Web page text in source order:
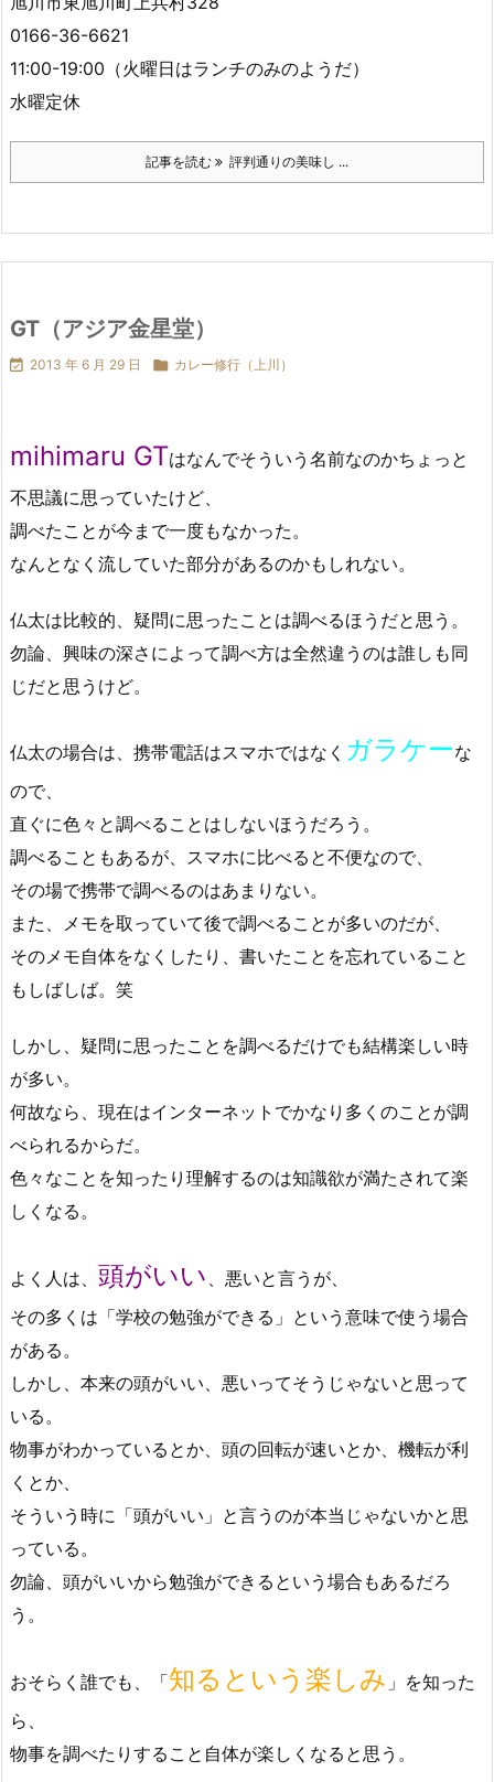
0166-36-6621
11:00-19:00（火曜日はランチのみのようだ）
水曜定休
記事を読む 評判通りの美味し ...
GT（アジア金星堂）
 2013 年 6 月 29 日  カレー修行（上川）
mihimaru GTはなんでそういう名前なのかちょっと
不思議に思っていたけど、
調べたことが今まで一度もなかった。
なんとなく流していた部分があるのかもしれない。
仏太は比較的、疑問に思ったことは調べるほうだと思う。
勿論、興味の深さによって調べ方は全然違うのは誰しも同
じだと思うけど。
仏太の場合は、携帯電話はスマホではなく ガラケーな
ので、
直ぐに色々と調べることはしないほうだろう。
調べることもあるが、スマホに比べると不便なので、
その場で携帯で調べるのはあまりない。
また、メモを取っていて後で調べることが多いのだが、
そのメモ自体をなくしたり、書いたことを忘れていること
もしばしば。笑
しかし、疑問に思ったことを調べるだけでも結構楽しい時
が多い。
何故なら、現在はインターネットでかなり多くのことが調
べられるからだ。
色々なことを知ったり理解するのは知識欲が満たされて楽
しくなる。
よく人は、 頭がいい 、悪いと言うが、
その多くは「学校の勉強ができる」という意味で使う場合
がある。
しかし、本来の頭がいい、悪いってそうじゃないと思って
いる。
物事がわかっているとか、頭の回転が速いとか、機転が利
くとか、
そういう時に「頭がいい」と言うのが本当じゃないかと思
っている。
勿論、頭がいいから勉強ができるという場合もあるだろ
う。
おそらく誰でも、「知るという楽しみ 」を知った
ら、
物事を調べたりすること自体が楽しくなると思う。